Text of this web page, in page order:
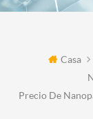
Casa
Precio De